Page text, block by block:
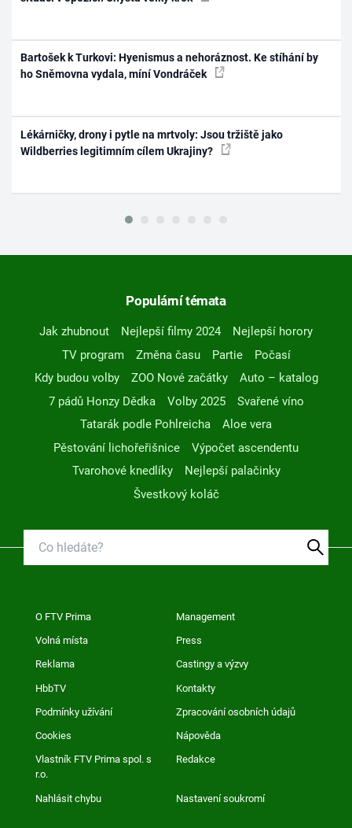
Bartošek k Turkovi: Hyenismus a nehoráznost. Ke stíhání by
ho Sněmovna vydala, míní Vondráček
Lékárničky, drony i pytle na mrtvoly: Jsou tržiště jako
Wildberries legitimním cílem Ukrajiny?
Populární témata
Jak zhubnout Nejlepší filmy 2024
Nejlepší horory
TV program
Změna času Partie
Počasí
Kdy budou volby
ZOO Nové začátky
Auto – katalog
7 pádů Honzy Dědka
Volby 2025
Svařené víno
Tatarák podle Pohlreicha
Aloe vera
Pěstování lichořeřišnice
Výpočet ascendentu
Tvarohové knedlíky
Nejlepší palačinky
Švestkový koláč
O FTV Prima Management
Volná místa Press
Reklama Castingy a výzvy
HbbTV Kontakty
Podmínky užívání Zpracování osobních údajů
Cookies Nápověda
Vlastník FTV Prima spol. s
r.o.
Redakce
Nahlásit chybu Nastavení soukromí